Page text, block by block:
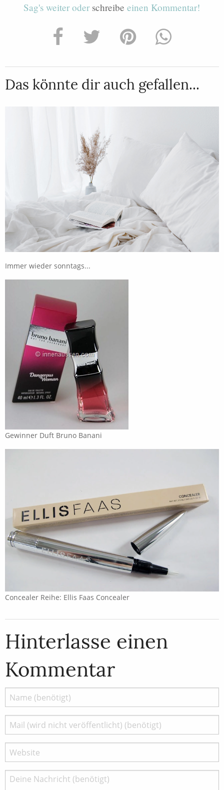
Sag's weiter oder schreibe einen Kommentar!
Das könnte dir auch gefallen...
Immer wieder sonntags...
Gewinner Duft Bruno Banani
Concealer Reihe: Ellis Faas Concealer
Hinterlasse einen
Kommentar